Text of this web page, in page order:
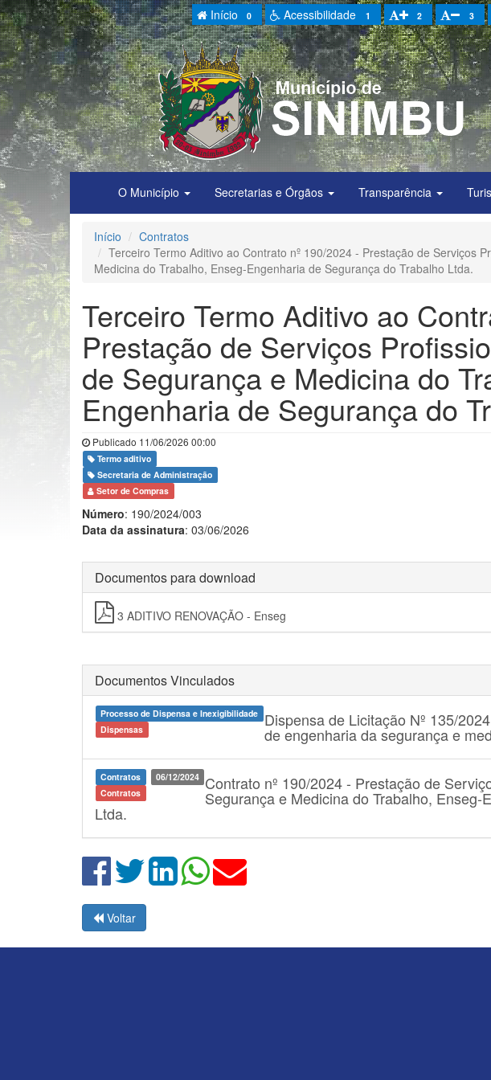
Início 0 Acessibilidade 1 2 3
O Município Secretarias e Órgãos Transparência
Início
Contratos
Terceiro Termo Aditivo ao Contrato nº 190/2024 - Prestação de Serviços
Medicina do Trabalho, Enseg-Engenharia de Segurança do Trabalho Ltda.
Terceiro Termo Aditivo ao
Prestação de Serviços
de Segurança e Medicina do
Engenharia de Segurança do
Publicado 11/06/2026 00:00
Termo aditivo
Secretaria de Administração
Setor de Compras
Número: 190/2024/003
Data da assinatura: 03/06/2026
Documentos para download
3 ADITIVO RENOVAÇÃO - Enseg
Documentos Vinculados
Processo de Dispensa e Inexigibilidade
Dispensas
Dispensa de Licitação Nº 135/
de engenharia da segurança e
Contratos
06/12/2024
Contratos
Contrato nº 190/2024 - Prestação de
Segurança e Medicina do Trabalho,
Ltda.
Voltar